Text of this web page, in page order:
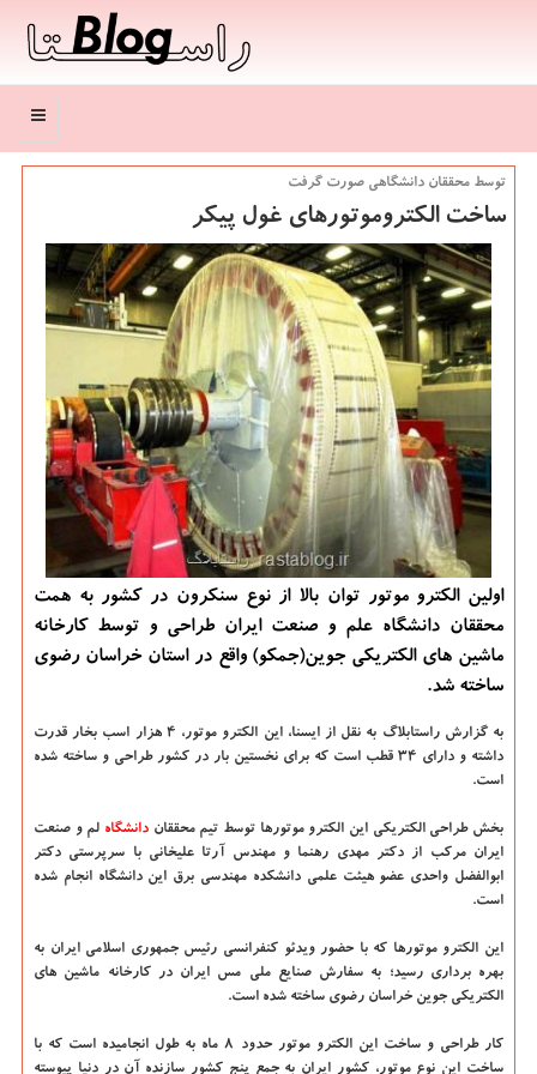
منو
توسط محققان دانشگاهی صورت گرفت
ساخت الكتروموتورهای غول پیكر
اولین الکترو موتور توان بالا از نوع سنکرون در کشور به همت
محققان دانشگاه علم و صنعت ایران طراحی و توسط کارخانه
ماشین های الکتریکی جوین(جمکو) واقع در استان خراسان رضوی
ساخته شد.
به گزارش راستابلاگ به نقل از ایسنا،
این الکترو موتور، ۴ هزار اسب بخار قدرت
داشته و دارای ۳۴ قطب است که برای نخستین بار در کشور طراحی و ساخته شده
است.
بخش طراحی الکتریکی این الکترو موتورها توسط تیم محققان دانشگاه‌ لم و صنعت
ایران مرکب از دکتر مهدی رهنما و مهندس آرتا علیخانی با سرپرستی دکتر
ابوالفضل واحدی عضو هیئت علمی دانشکده مهندسی برق این دانشگاه انجام شده
است.
این الکترو موتورها که با حضور ویدئو کنفرانسی رئیس جمهوری اسلامی ایران به
بهره برداری رسید؛ به سفارش صنایع ملی مس ایران در کارخانه ماشین های
الکتریکی جوین خراسان رضوی ساخته شده است.
کار طراحی و ساخت این الکترو موتور حدود ۸ ماه به طول انجامیده است که با
ساخت این نوع موتور، کشور ایران به جمع پنج کشور سازنده آن در دنیا پیوسته